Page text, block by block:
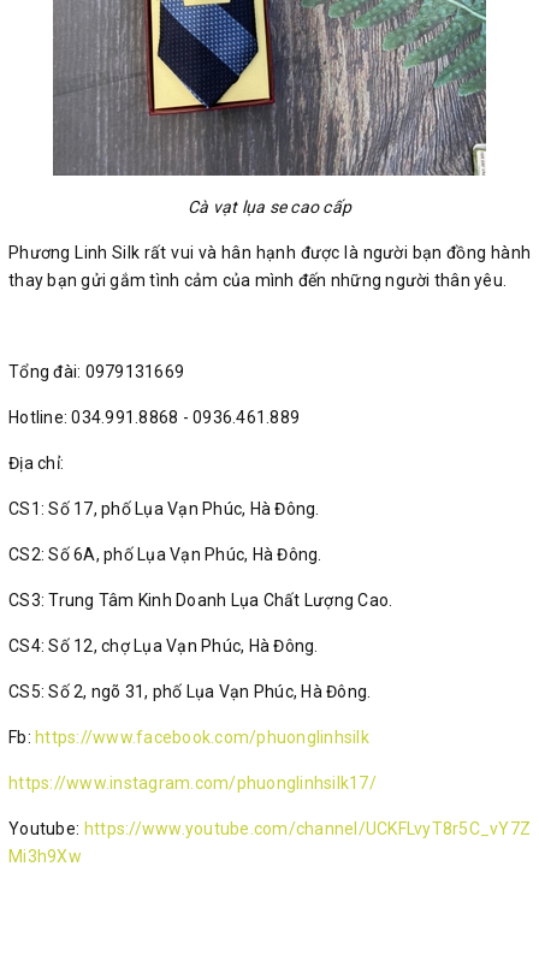
Cà vạt lụa se cao cấp
Phương Linh Silk rất vui và hân hạnh được là người bạn đồng hành
thay bạn gửi gắm tình cảm của mình đến những người thân yêu.
Tổng đài: 0979131669
Hotline: 034.991.8868 - 0936.461.889
Địa chỉ:
CS1: Số 17, phố Lụa Vạn Phúc, Hà Đông.
CS2: Số 6A, phố Lụa Vạn Phúc, Hà Đông.
CS3: Trung Tâm Kinh Doanh Lụa Chất Lượng Cao.
CS4: Số 12, chợ Lụa Vạn Phúc, Hà Đông.
CS5: Số 2, ngõ 31, phố Lụa Vạn Phúc, Hà Đông.
Fb: https://www.facebook.com/phuonglinhsilk
https://www.instagram.com/phuonglinhsilk17/
Youtube: https://www.youtube.com/channel/UCKFLvyT8r5C_vY7Z
Mi3h9Xw